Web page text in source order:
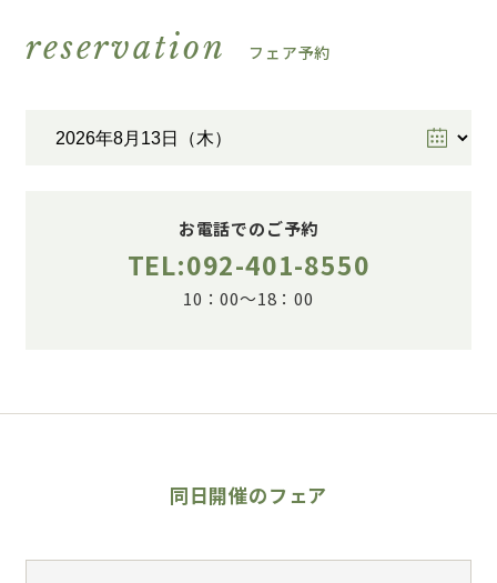
reservation フェア予約
お電話でのご予約
TEL:092-401-8550
10：00～18：00
同日開催のフェア